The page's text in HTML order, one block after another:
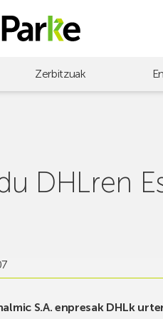
Zerbitzuak
DHLren
S.A. enpresak DHLk